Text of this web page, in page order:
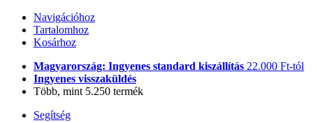
Navigációhoz
Tartalomhoz
Kosárhoz
Magyarország: Ingyenes standard kiszállítás 22.000 Ft-tól
Ingyenes visszaküldés
Több, mint 5.250 termék
Segítség